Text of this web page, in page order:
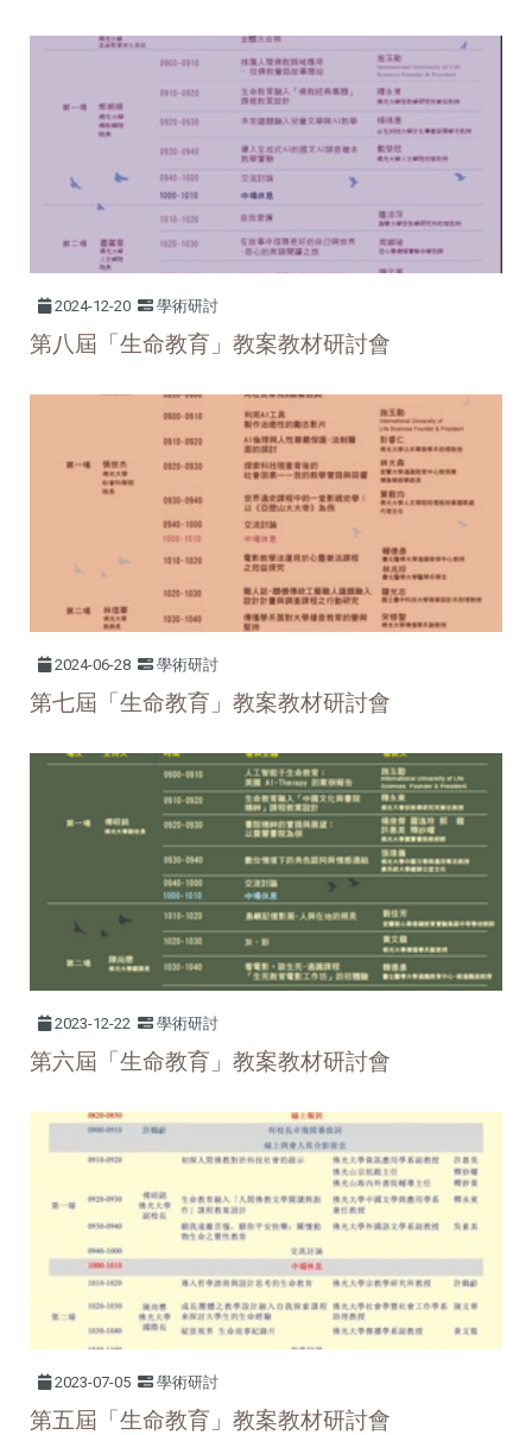
2024-12-20 學術研討
第八屆「生命教育」教案教材研討會
2024-06-28 學術研討
第七屆「生命教育」教案教材研討會
2023-12-22 學術研討
第六屆「生命教育」教案教材研討會
2023-07-05 學術研討
第五屆「生命教育」教案教材研討會